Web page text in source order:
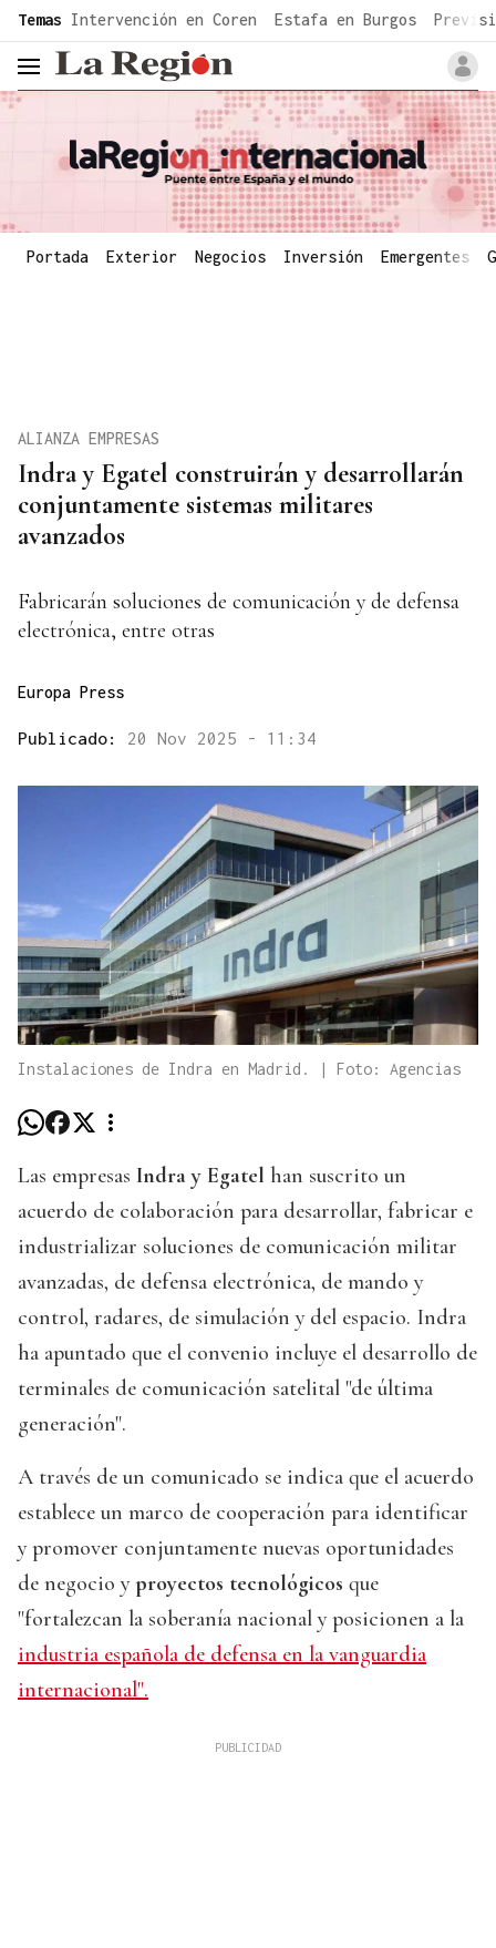
common.go-to-content
Temas Intervención en Coren Estafa en Burgos
header.menu.open
Portada Exterior Negocios Inversión Emergentes
Indra y Egatel construirán y desarrollarán
conjuntamente sistemas militares
avanzados
ALIANZA EMPRESAS
Fabricarán soluciones de comunicación y de defensa
electrónica, entre otras
Europa Press
Publicado: 20 Nov 2025 - 11:34
Instalaciones de Indra en Madrid. | Foto: Agencias
Las empresas Indra y Egatel han suscrito un
acuerdo de colaboración para desarrollar, fabricar e
industrializar soluciones de comunicación militar
avanzadas, de defensa electrónica, de mando y
control, radares, de simulación y del espacio. Indra
ha apuntado que el convenio incluye el desarrollo de
terminales de comunicación satelital "de última
generación".
A través de un comunicado se indica que el acuerdo
establece un marco de cooperación para identificar
y promover conjuntamente nuevas oportunidades
de negocio yproyectos tecnológicos que
"fortalezcan la soberanía nacional y posicionen a la
industria española de defensa en la vanguardia
internacional".